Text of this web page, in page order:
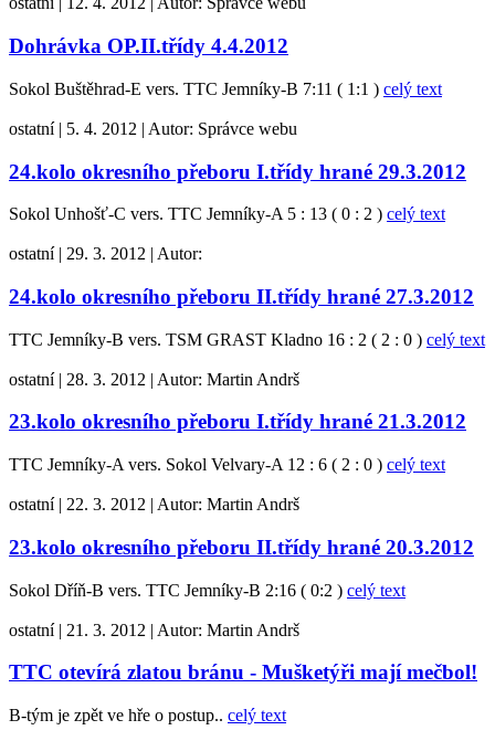
Dohrávka OP.II.třídy 4.4.2012
Sokol Buštěhrad-E vers. TTC Jemníky-B 7:11 ( 1:1 ) celý text
ostatní | 5. 4. 2012 | Autor: Správce webu
24.kolo okresního přeboru I.třídy hrané 29.3.2012
Sokol Unhošť-C vers. TTC Jemníky-A 5 : 13 ( 0 : 2 ) celý text
ostatní | 29. 3. 2012 | Autor:
24.kolo okresního přeboru II.třídy hrané 27.3.2012
TTC Jemníky-B vers. TSM GRAST Kladno 16 : 2 ( 2 : 0 ) celý text
ostatní | 28. 3. 2012 | Autor: Martin Andrš
23.kolo okresního přeboru I.třídy hrané 21.3.2012
TTC Jemníky-A vers. Sokol Velvary-A 12 : 6 ( 2 : 0 ) celý text
ostatní | 22. 3. 2012 | Autor: Martin Andrš
23.kolo okresního přeboru II.třídy hrané 20.3.2012
Sokol Dříň-B vers. TTC Jemníky-B 2:16 ( 0:2 ) celý text
ostatní | 21. 3. 2012 | Autor: Martin Andrš
TTC otevírá zlatou bránu - Mušketýři mají mečbol!
B-tým je zpět ve hře o postup.. celý text